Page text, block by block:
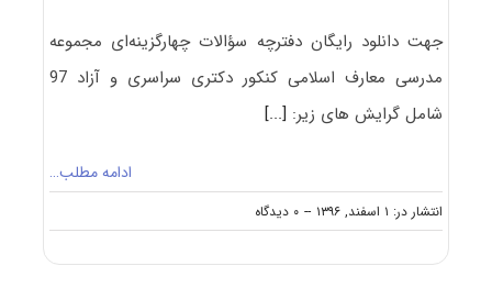
جهت دانلود رایگان دفترچه سؤالات چهارگزینه‌ای مجموعه
مدرسی معارف اسلامی کنکور دکتری سراسری و آزاد 97
شامل گرایش های زیر: [...]
ادامه مطلب…
انتشار در: ۱ اسفند, ۱۳۹۶ -- ۰ دیدگاه
on
دانلود